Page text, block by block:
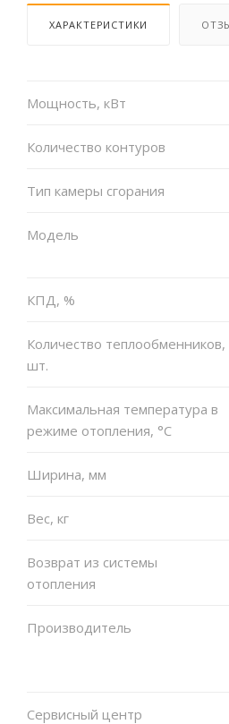
ХАРАКТЕРИСТИКИ
Мощность, кВт
Количество контуров
Тип камеры сгорания
Модель
КПД, %
Количество теплообменников,
шт.
Максимальная температура в
режиме отопления, °C
Ширина, мм
Вес, кг
Возврат из системы
отопления
Производитель
Сервисный центр